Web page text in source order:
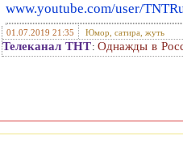
www.youtube.com/user/
01.07.2019 21:35 Юмор, сатира, жуть
Телеканал ТНТ: Однажды в